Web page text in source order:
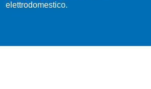
elettrodomestico.